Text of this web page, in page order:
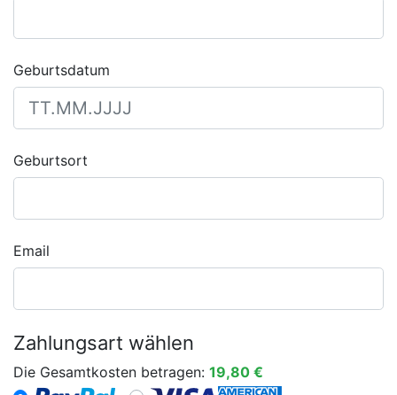
Geburtsdatum
Geburtsort
Email
Zahlungsart wählen
Die Gesamtkosten betragen: 19,80 €